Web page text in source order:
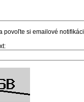
povoľte si emailové